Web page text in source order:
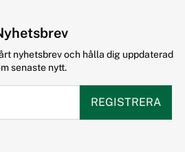
nyhetsbrev och hålla dig uppdaterad
senaste nytt.
REGISTRERA